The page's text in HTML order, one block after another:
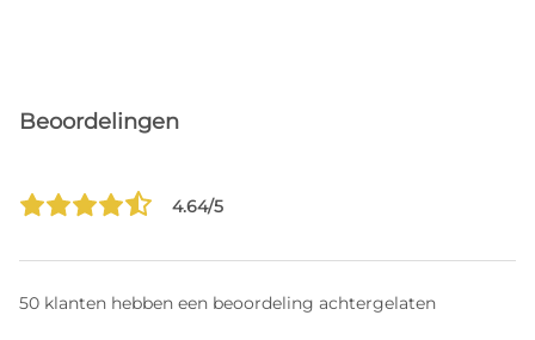
Beoordelingen
4.64/5
50 klanten hebben een beoordeling achtergelaten